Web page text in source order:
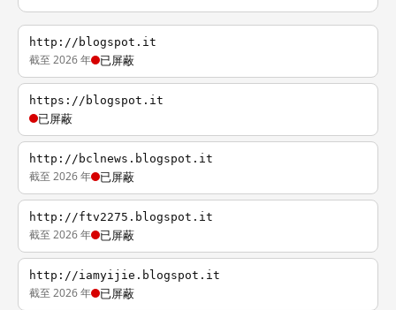
http://blogspot.it
截至 2026 年 已屏蔽
https://blogspot.it
已屏蔽
http://bclnews.blogspot.it
截至 2026 年 已屏蔽
http://ftv2275.blogspot.it
截至 2026 年 已屏蔽
http://iamyijie.blogspot.it
截至 2026 年 已屏蔽